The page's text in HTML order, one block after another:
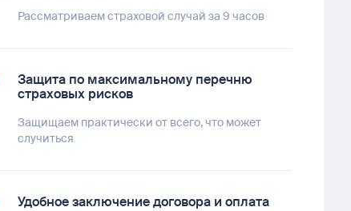
Рассматриваем страховой случай за 9 часов
Защита по максимальному перечню
страховых рисков
Защищаем практически от всего, что может
случиться
Удобное заключение договора и оплата